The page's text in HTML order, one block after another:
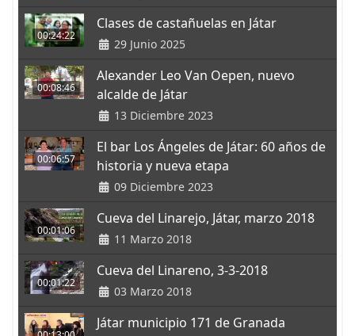
00:24:22
Clases de castañuelas en Játar
29 Junio 2025
00:08:46
Alexander Leo Van Oepen, nuevo
alcalde de Játar
13 Diciembre 2023
00:06:57
El bar Los Ángeles de Játar: 60 años de
historia y nueva etapa
09 Diciembre 2023
00:01:06
Cueva del Linarejo, Játar, marzo 2018
11 Marzo 2018
00:01:22
Cueva del Linareno, 3-3-2018
03 Marzo 2018
Játar municipio 171 de Granada